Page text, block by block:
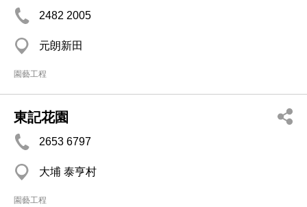
2482 2005
元朗新田
園藝工程
東記花園
2653 6797
大埔 泰亨村
園藝工程